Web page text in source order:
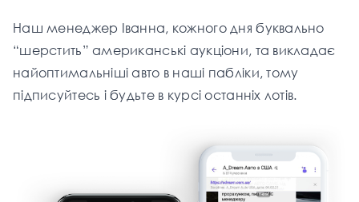
Наш менеджер Іванна, кожного дня буквально
“шерстить” американські аукціони, та викладає
найоптимальніші aвто в наші пабліки, тому
підписуйтесь і будьте в курсі останніх лотів.